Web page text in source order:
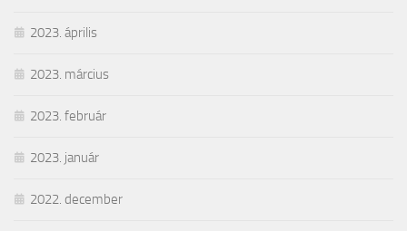
2023. április
2023. március
2023. február
2023. január
2022. december